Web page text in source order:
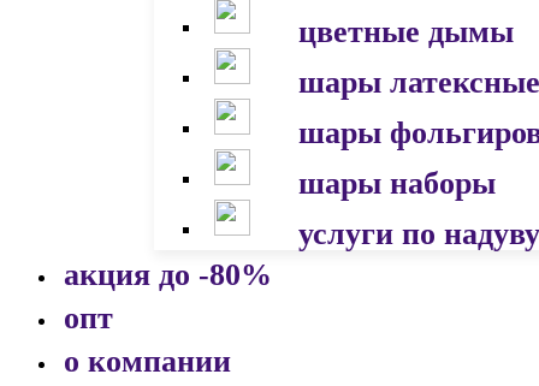
цветные дымы
шары латексные
шары
шары наборы
услуги по надуву
акция до -80%
опт
о компании